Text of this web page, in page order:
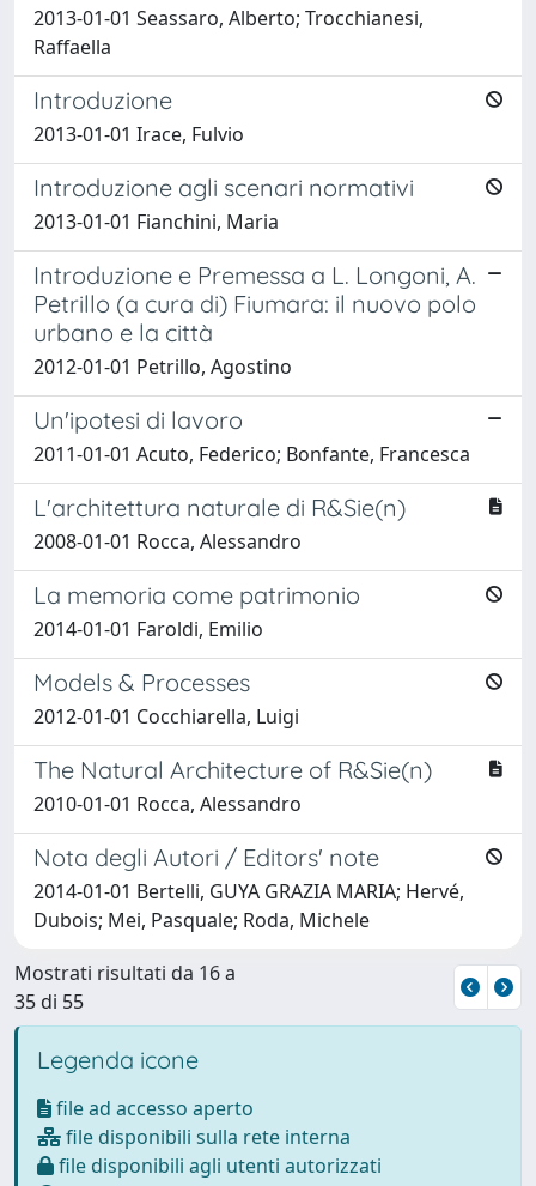
2013-01-01 Seassaro, Alberto; Trocchianesi,
Raffaella
Introduzione
2013-01-01 Irace, Fulvio
Introduzione agli scenari normativi
2013-01-01 Fianchini, Maria
Introduzione e Premessa a L. Longoni, A.
Petrillo (a cura di) Fiumara: il nuovo polo
urbano e la città
2012-01-01 Petrillo, Agostino
Un'ipotesi di lavoro
2011-01-01 Acuto, Federico; Bonfante, Francesca
L'architettura naturale di R&Sie(n)
2008-01-01 Rocca, Alessandro
La memoria come patrimonio
2014-01-01 Faroldi, Emilio
Models & Processes
2012-01-01 Cocchiarella, Luigi
The Natural Architecture of R&Sie(n)
2010-01-01 Rocca, Alessandro
Nota degli Autori / Editors' note
2014-01-01 Bertelli, GUYA GRAZIA MARIA; Hervé,
Dubois; Mei, Pasquale; Roda, Michele
Mostrati risultati da 16 a
35 di 55
Legenda icone
file ad accesso aperto
file disponibili sulla rete interna
file disponibili agli utenti autorizzati